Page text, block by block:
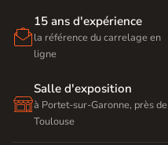

15 ans d'expérience
la référence du carrelage en
ligne

Salle d'exposition
à Portet-sur-Garonne, près de
Toulouse